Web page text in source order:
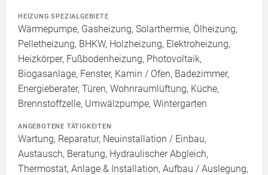
HEIZUNG SPEZIALGEBIETE
Wärmepumpe, Gasheizung, Solarthermie, Ölheizung,
Pelletheizung, BHKW, Holzheizung, Elektroheizung,
Heizkörper, Fußbodenheizung, Photovoltaik,
Biogasanlage, Fenster, Kamin / Ofen, Badezimmer,
Energieberater, Türen, Wohnraumlüftung, Küche,
Brennstoffzelle, Umwälzpumpe, Wintergarten
ANGEBOTENE TÄTIGKEITEN
Wartung, Reparatur, Neuinstallation / Einbau,
Austausch, Beratung, Hydraulischer Abgleich,
Thermostat, Anlage & Installation, Aufbau / Auslegung,